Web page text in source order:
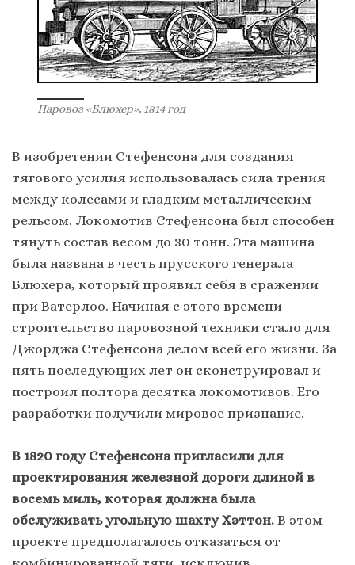
Паровоз «Блюхер», 1814 год
В изобретении Стефенсона для создания
тягового усилия использовалась сила трения
между колесами и гладким металлическим
рельсом. Локомотив Стефенсона был способен
тянуть состав весом до 30 тонн. Эта машина
была названа в честь прусского генерала
Блюхера, который проявил себя в сражении
при Ватерлоо. Начиная с этого времени
строительство паровозной техники стало для
Джорджа Стефенсона делом всей его жизни. За
пять последующих лет он сконструировал и
построил полтора десятка локомотивов. Его
разработки получили мировое признание.
В 1820 году Стефенсона пригласили для
проектирования железной дороги длиной в
восемь миль, которая должна была
обслуживать угольную шахту Хэттон. В этом
проекте предполагалось отказаться от